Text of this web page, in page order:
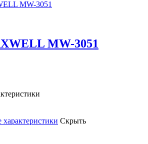
MW-3051
характеристики Скрыть